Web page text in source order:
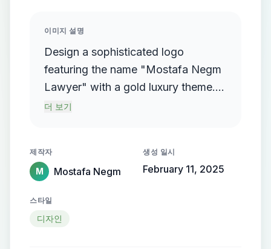
이미지 설명
Design a sophisticated logo
featuring the name "Mostafa Negm
Lawyer" with a gold luxury theme.
The logo should incorporate a
protruding from the background,
creating a sense of motion and
더 보기
제작자
M Mostafa Negm
생성 일시
February 11, 2025
스타일
디자인